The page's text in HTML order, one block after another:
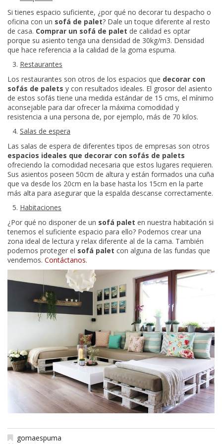
Si tienes espacio suficiente, ¿por qué no decorar tu despacho o
oficina con un sofá de palet? Dale un toque diferente al resto
de casa. Comprar un sofá de palet de calidad es optar
porque su asiento tenga una densidad de 30kg/m3. Densidad
que hace referencia a la calidad de la goma espuma.
Restaurantes
Los restaurantes son otros de los espacios que decorar con
sofás de palets y con resultados ideales. El grosor del asiento
de estos sofás tiene una medida estándar de 15 cms, el mínimo
aconsejable para dar ofrecer la máxima comodidad y
resistencia a una persona de, por ejemplo, más de 70 kilos.
Salas de espera
Las salas de espera de diferentes tipos de empresas son otros
espacios ideales que decorar con sofás de palets
ofreciendo la comodidad necesaria que estos lugares requieren.
Sus asientos poseen 50cm de altura y están formados una cuña
que va desde los 20cm en la base hasta los 15cm en la parte
más alta para asegurar que la espalda descanse correctamente.
Habitaciones
¿Por qué no disponer de un sofá palet en nuestra habitación si
tenemos el suficiente espacio para ello? Podemos crear una
zona ideal de lectura y relax diferente al de la cama. También
podemos proteger el sofá palet con alguna de las fundas que
vendemos. Contáctanos.
gomaespuma